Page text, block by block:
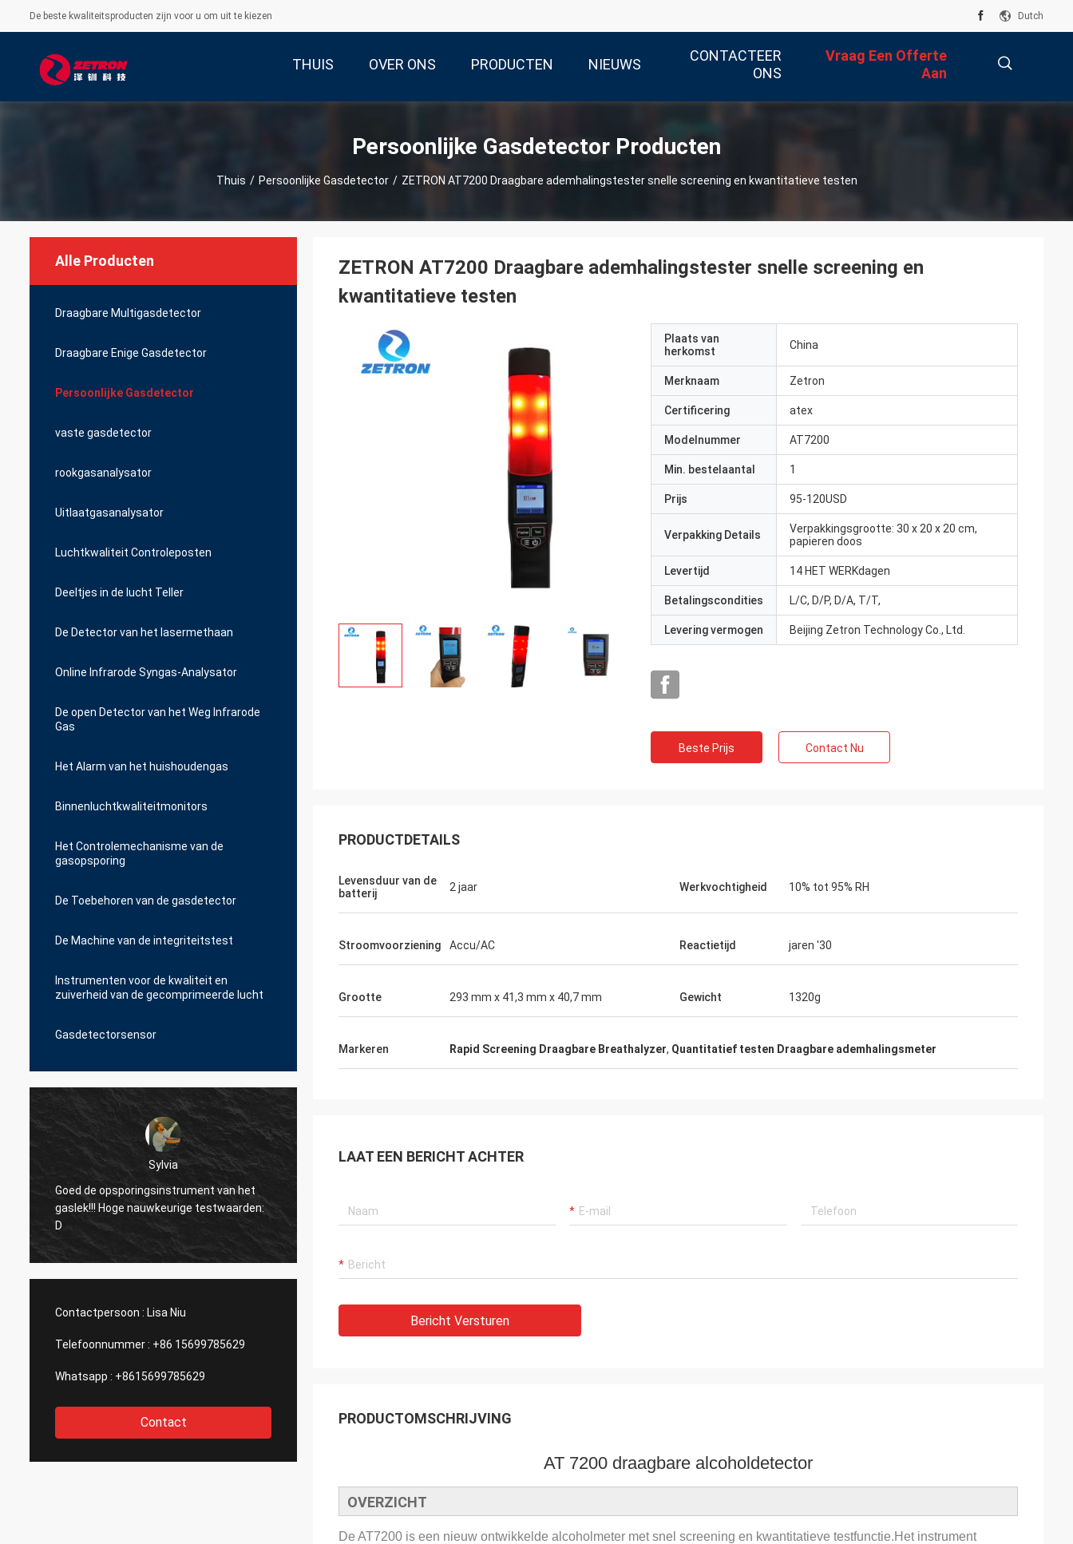
De beste kwaliteitsproducten zijn voor u om uit te kiezen Dutch
THUIS OVER ONS PRODUCTEN NIEUWS
CONTACTEER
ONS
Vraag Een Offerte
Aan
Persoonlijke Gasdetector Producten
Thuis / Persoonlijke Gasdetector / ZETRON AT7200 Draagbare ademhalingstester snelle screening en kwantitatieve testen
Alle Producten
Draagbare Multigasdetector
Draagbare Enige Gasdetector
Persoonlijke Gasdetector
vaste gasdetector
rookgasanalysator
Uitlaatgasanalysator
Luchtkwaliteit Controleposten
Deeltjes in de lucht Teller
De Detector van het lasermethaan
Online Infrarode Syngas-Analysator
De open Detector van het Weg Infrarode
Gas
Het Alarm van het huishoudengas
Binnenluchtkwaliteitmonitors
Het Controlemechanisme van de
gasopsporing
De Toebehoren van de gasdetector
De Machine van de integriteitstest
Instrumenten voor de kwaliteit en
zuiverheid van de gecomprimeerde lucht
Gasdetectorsensor
Dora
Hello, gebruikte ik reeds het materiaal in
een installatie van de
aluminiumuitsmelting in Mexico en ik werd
verrast door de functie van de
laserapparaat van uw bedrijf.
Contactpersoon : Lisa Niu
Telefoonnummer : +86 15699785629
Whatsapp : +8615699785629
Contact
ZETRON AT7200 Draagbare ademhalingstester snelle screening en
kwantitatieve testen
Plaats van
herkomst
China
Merknaam Zetron
Certificering atex
Modelnummer AT7200
Min. bestelaantal 1
Prijs 95-120USD
Verpakking Details
Verpakkingsgrootte: 30 x 20 x 20 cm,
papieren doos
Levertijd 14 HET WERKdagen
Betalingscondities L/C, D/P, D/A, T/T,
Levering vermogen Beijing Zetron Technology Co., Ltd.
Beste Prijs Contact Nu
PRODUCTDETAILS
Levensduur van de
batterij
2 jaar Werkvochtigheid 10% tot 95% RH
Stroomvoorziening Accu/AC Reactietijd jaren '30
Grootte 293 mm x 41,3 mm x 40,7 mm Gewicht 1320g
Markeren Rapid Screening Draagbare Breathalyzer, Quantitatief testen Draagbare ademhalingsmeter
LAAT EEN BERICHT ACHTER
Bericht Versturen
PRODUCTOMSCHRIJVING
AT 7200 draagbare alcoholdetector
OVERZICHT
De AT7200 is een nieuw ontwikkelde alcoholmeter met snel screening en kwantitatieve testfunctie.Het instrument